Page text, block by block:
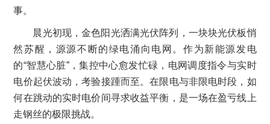
事。
晨光初现，金色阳光洒满光伏阵列，一块块光伏板悄
然苏醒，源源不断的绿电涌向电网。作为新能源发电
的“智慧心脏”，集控中心愈发忙碌，电网调度指令与实时
电价起伏波动，考验接踵而至。在限电与非限电时段，如
何在跳动的实时电价间寻求收益平衡，是一场在盈亏线上
走钢丝的极限挑战。